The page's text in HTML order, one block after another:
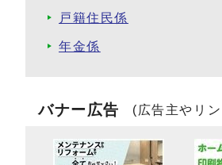
戸籍住民係
年金係
バナー広告 (広告主やリ